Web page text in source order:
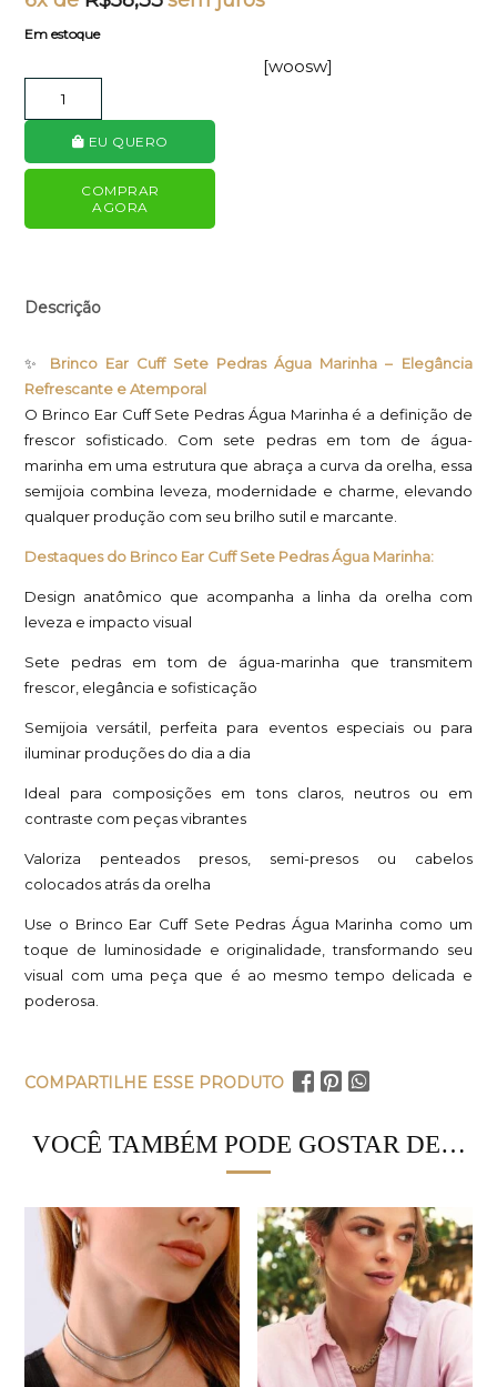
Em estoque
EU QUERO
COMPRAR
AGORA
[woosw]
Descrição
✨ Brinco Ear Cuff Sete Pedras Água Marinha – Elegância
Refrescante e Atemporal
O Brinco Ear Cuff Sete Pedras Água Marinha é a definição de
frescor sofisticado. Com sete pedras em tom de água-
marinha em uma estrutura que abraça a curva da orelha, essa
semijoia combina leveza, modernidade e charme, elevando
qualquer produção com seu brilho sutil e marcante.
Destaques do Brinco Ear Cuff Sete Pedras Água Marinha:
Design anatômico que acompanha a linha da orelha com
leveza e impacto visual
Sete pedras em tom de água-marinha que transmitem
frescor, elegância e sofisticação
Semijoia versátil, perfeita para eventos especiais ou para
iluminar produções do dia a dia
Ideal para composições em tons claros, neutros ou em
contraste com peças vibrantes
Valoriza penteados presos, semi-presos ou cabelos
colocados atrás da orelha
Use o Brinco Ear Cuff Sete Pedras Água Marinha como um
toque de luminosidade e originalidade, transformando seu
visual com uma peça que é ao mesmo tempo delicada e
poderosa.
COMPARTILHE ESSE PRODUTO
VOCÊ TAMBÉM PODE GOSTAR DE…